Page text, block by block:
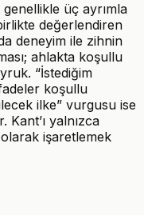
üç ayrımla
değerlendiren
deneyim ile zihnin
ahlakta koşullu
“İstediğim
koşullu
ilke” vurgusu ise
Kant’ı yalnızca
işaretlemek